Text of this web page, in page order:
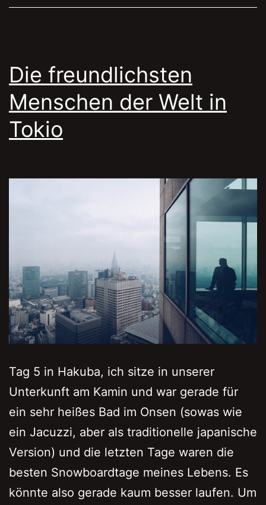
Die freundlichsten
Menschen der Welt in
Tokio
Tag 5 in Hakuba, ich sitze in unserer
Unterkunft am Kamin und war gerade für
ein sehr heißes Bad im Onsen (sowas wie
ein Jacuzzi, aber als traditionelle japanische
Version) und die letzten Tage waren die
besten Snowboardtage meines Lebens. Es
könnte also gerade kaum besser laufen. Um